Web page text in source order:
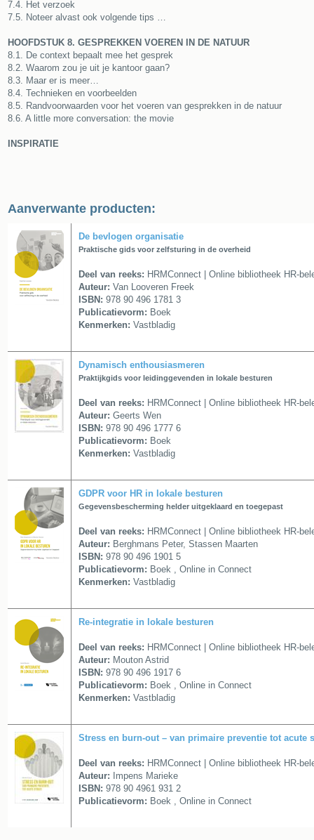
7.4. Het verzoek
7.5. Noteer alvast ook volgende tips …
HOOFDSTUK 8. GESPREKKEN VOEREN IN DE NATUUR
8.1. De context bepaalt mee het gesprek
8.2. Waarom zou je uit je kantoor gaan?
8.3. Maar er is meer…
8.4. Technieken en voorbeelden
8.5. Randvoorwaarden voor het voeren van gesprekken in de natuur
8.6. A little more conversation: the movie
INSPIRATIE
Aanverwante producten:
De bevlogen organisatie
Praktische gids voor zelfsturing in de overheid
Deel van reeks: HRMConnect | Online bibliotheek HR-
Auteur: Van Looveren Freek
ISBN: 978 90 496 1781 3
Publicatievorm: Boek
Kenmerken: Vastbladig
Dynamisch enthousiasmeren
Praktijkgids voor leidinggevenden in lokale besturen
Deel van reeks: HRMConnect | Online bibliotheek HR-
Auteur: Geerts Wen
ISBN: 978 90 496 1777 6
Publicatievorm: Boek
Kenmerken: Vastbladig
GDPR voor HR in lokale besturen
Gegevensbescherming helder uitgeklaard en toegepast
Deel van reeks: HRMConnect | Online bibliotheek HR-
Auteur: Berghmans Peter, Stassen Maarten
ISBN: 978 90 496 1901 5
Publicatievorm: Boek , Online in Connect
Kenmerken: Vastbladig
Re-integratie in lokale besturen
Deel van reeks: HRMConnect | Online bibliotheek HR-
Auteur: Mouton Astrid
ISBN: 978 90 496 1917 6
Publicatievorm: Boek , Online in Connect
Kenmerken: Vastbladig
Stress en burn-out – van primaire preventie tot acute
Deel van reeks: HRMConnect | Online bibliotheek HR-
Auteur: Impens Marieke
ISBN: 978 90 4961 931 2
Publicatievorm: Boek , Online in Connect